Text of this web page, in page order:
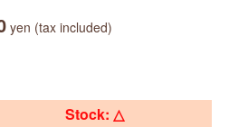
yen (tax included)
Stock: △